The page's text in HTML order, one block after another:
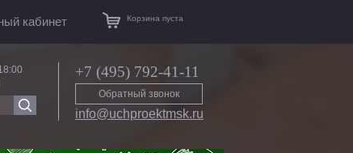
кабинет Корзина пуста
+7 (495) 792-41-11
Обратный звонок
info@uchproektmsk.ru